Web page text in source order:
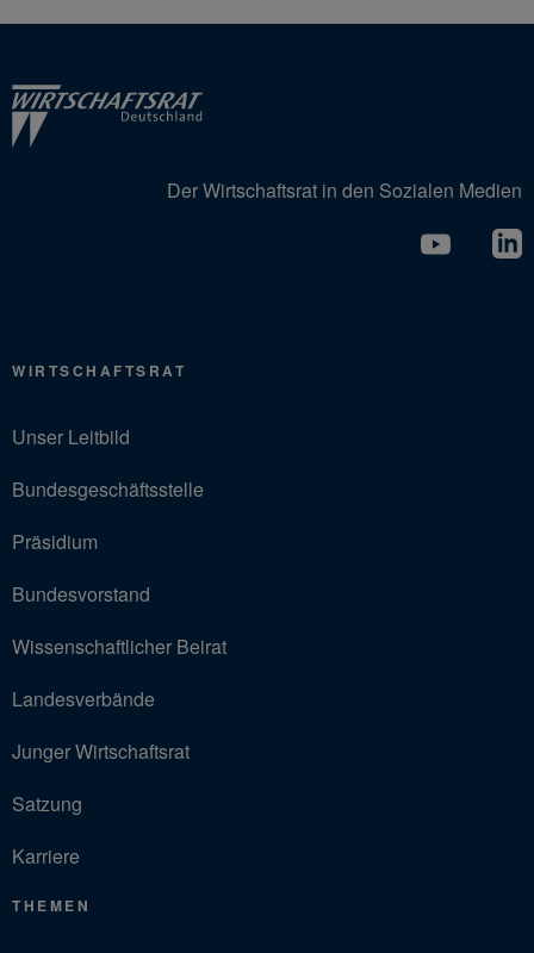
Der Wirtschaftsrat in den Sozialen Medien
WIRTSCHAFTSRAT
Unser Leitbild
Bundesgeschäftsstelle
Präsidium
Bundesvorstand
Wissenschaftlicher Beirat
Landesverbände
Junger Wirtschaftsrat
Satzung
Karriere
THEMEN